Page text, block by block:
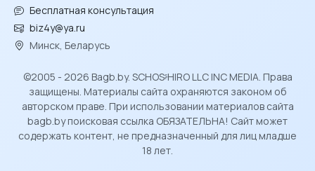
Бесплатная консультация
biz4y@ya.ru
Минск, Беларусь
©2005 - 2026 Bagb.by. SCHOSᶳHIRO LLC INC MEDIA. Права
защищены. Материалы сайта охраняются законом об
авторском праве. При использовании материалов сайта
bagb.by поисковая ссылка ОБЯЗАТЕЛЬНА! Сайт может
содержать контент, не предназначенный для лиц младше
18 лет.